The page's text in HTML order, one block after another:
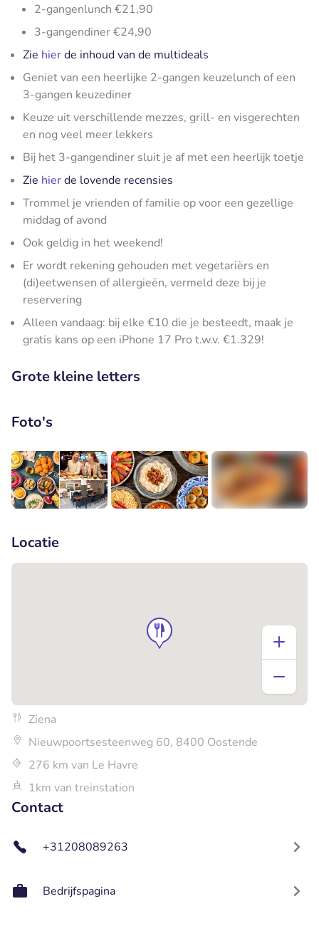
2-gangenlunch €21,90
3-gangendiner €24,90
Zie hierde inhoud van de multideals
Geniet van een heerlijke 2-gangen keuzelunch of een
3-gangen keuzediner
Keuze uit verschillende mezzes, grill- en visgerechten
en nog veel meer lekkers
Bij het 3-gangendiner sluit je af met een heerlijk toetje
Zie hierde lovende recensies
Trommel je vrienden of familie op voor een gezellige
middag of avond
Ook geldig in het weekend!
Er wordt rekening gehouden met vegetariërs en
(di)eetwensen of allergieën, vermeld deze bij je
reservering
Alleen vandaag: bij elke €10 die je besteedt, maak je
gratis kans op een iPhone 17 Pro t.w.v. €1.329!
Grote kleine letters
Foto's
Locatie
Ziena
Nieuwpoortsesteenweg 60, 8400 Oostende
276 km van Le Havre
1km van treinstation
Contact
+31208089263
Bedrijfspagina